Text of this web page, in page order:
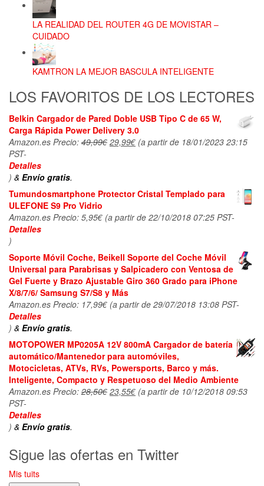
LA REALIDAD DEL ROUTER 4G DE MOVISTAR –
CUIDADO
KAMTRON LA MEJOR BASCULA INTELIGENTE
LOS FAVORITOS DE LOS LECTORES
Belkin Cargador de Pared Doble USB Tipo C de 65 W,
Carga Rápida Power Delivery 3.0
Amazon.es Precio: 49,99€ El
29,99€ El
29,99€.
(a partir de 18/01/2023 23:15
PST-
Detalles
) & Envío gratis.
Tumundosmartphone Protector Cristal Templado para
ULEFONE S9 Pro Vidrio
Amazon.es Precio: 5,95€ (a partir de 22/10/2018 07:25 PST-
Detalles
)
Soporte Móvil Coche, Beikell Soporte del Coche Móvil
Universal para Parabrisas y Salpicadero con Ventosa de
Gel Fuerte y Brazo Ajustable Giro 360 Grado para iPhone
X/8/7/6/ Samsung S7/S8 y Más
Amazon.es Precio: 17,99€ (a partir de 29/07/2018 13:08 PST-
Detalles
) & Envío gratis.
MOTOPOWER MP0205A 12V 800mA Cargador de batería
automático/Mantenedor para automóviles,
Motocicletas, ATVs, RVs, Powersports, Barco y más.
Inteligente, Compacto y Respetuoso del Medio Ambiente
Amazon.es Precio: 28,50€ El
23,55€ El
(a partir de 10/12/2018 09:53
PST-
Detalles
) & Envío gratis.
Sigue las ofertas en Twitter
Mis tuits